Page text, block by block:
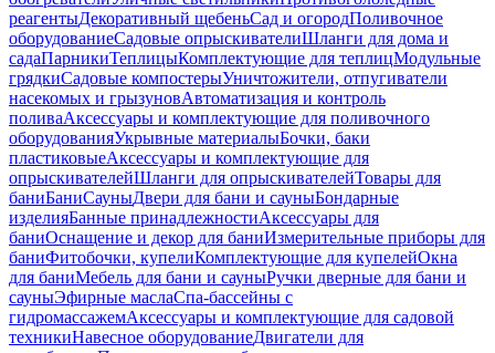
реагентыДекоративный щебеньСад и огородПоливочное
оборудованиеСадовые опрыскивателиШланги для дома и
садаПарникиТеплицыКомплектующие для теплицМодульные
грядкиСадовые компостерыУничтожители, отпугиватели
насекомых и грызуновАвтоматизация и контроль
поливаАксессуары и комплектующие для поливочного
оборудованияУкрывные материалыБочки, баки
пластиковыеАксессуары и комплектующие для
опрыскивателейШланги для опрыскивателейТовары для
баниБаниСауныДвери для бани и сауныБондарные
изделияБанные принадлежностиАксессуары для
баниОснащение и декор для баниИзмерительные приборы для
баниФитобочки, купелиКомплектующие для купелейОкна
для баниМебель для бани и сауныРучки дверные для бани и
сауныЭфирные маслаСпа-бассейны с
гидромассажемАксессуары и комплектующие для садовой
техникиНавесное оборудованиеДвигатели для